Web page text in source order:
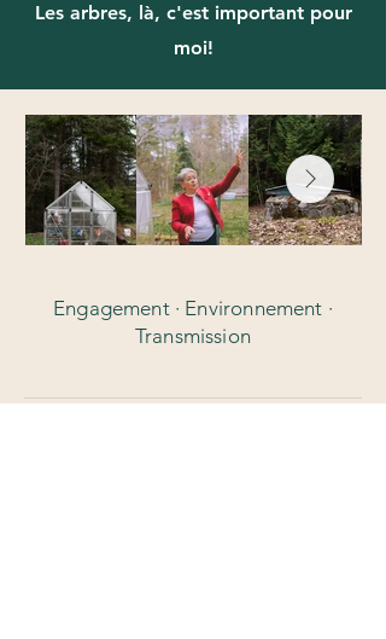
Les arbres, là, c'est important pour
moi!
Engagement · Environnement ·
Transmission